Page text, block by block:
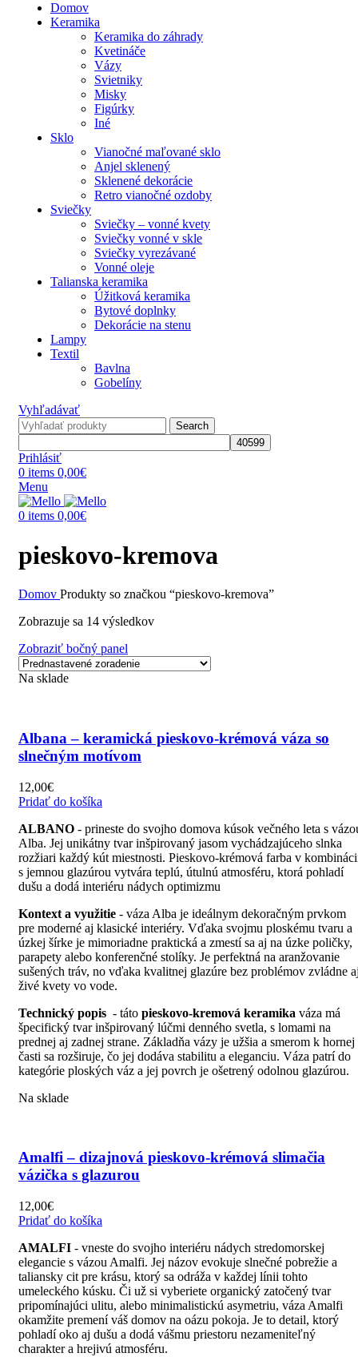
Domov
Keramika
Keramika do záhrady
Kvetináče
Vázy
Svietniky
Misky
Figúrky
Iné
Sklo
Vianočné maľované sklo
Anjel sklenený
Sklenené dekorácie
Retro vianočné ozdoby
Sviečky
Sviečky – vonné kvety
Sviečky vonné v skle
Sviečky vyrezávané
Vonné oleje
Talianska keramika
Úžitková keramika
Bytové doplnky
Dekorácie na stenu
Lampy
Textil
Bavlna
Gobelíny
Vyhľadávať
Search
Prihlásiť
0 items 0,00€
Menu
0 items 0,00€
pieskovo-kremova
Domov Produkty so značkou “pieskovo-kremova”
Zobrazuje sa 14 výsledkov
Zobraziť bočný panel
Na sklade
Albana – keramická pieskovo-krémová váza so
slnečným motívom
12,00€
Pridať do košíka
ALBANO - prineste do svojho domova kúsok večného leta s
Alba. Jej unikátny tvar inšpirovaný jasom vychádzajúceho slnka
rozžiari každý kút miestnosti. Pieskovo-krémová farba v
s jemnou glazúrou vytvára teplú, útulnú atmosféru, ktorá pohladí
dušu a dodá interiéru nádych optimizmu
Kontext a využitie - váza Alba je ideálnym dekoračným prvkom
pre moderné aj klasické interiéry. Vďaka svojmu ploskému tvaru a
úzkej šírke je mimoriadne praktická a zmestí sa aj na úzke poličky,
parapety alebo konferenčné stolíky. Je perfektná na aranžovanie
sušených tráv, no vďaka kvalitnej glazúre bez problémov zvládne
živé kvety vo vode.
Technický popis - táto pieskovo-kremová keramika váza má
špecifický tvar inšpirovaný lúčmi denného svetla, s lomami na
prednej aj zadnej strane. Základňa vázy je užšia a smerom k hornej
časti sa rozširuje, čo jej dodáva stabilitu a eleganciu. Váza patrí do
kategórie ploských váz a jej povrch je ošetrený odolnou glazúrou.
Na sklade
Amalfi – dizajnová pieskovo-krémová slimačia
vázička s glazurou
12,00€
Pridať do košíka
AMALFI - vneste do svojho interiéru nádych stredomorskej
elegancie s vázou Amalfi. Jej názov evokuje slnečné pobrežie a
taliansky cit pre krásu, ktorý sa odráža v každej línii tohto
umeleckého kúsku. Či už si vyberiete organický zatočený tvar
pripomínajúci ulitu, alebo minimalistickú asymetriu, váza Amalfi
okamžite premení váš domov na oázu pokoja. Je to detail, ktorý
pohladí oko aj dušu a dodá vášmu priestoru nezameniteľný
charakter a hrejivú atmosféru.